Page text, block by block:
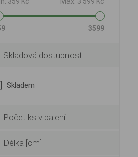
3599
Skladová dostupnost
Skladem
Počet ks v balení
Délka [cm]